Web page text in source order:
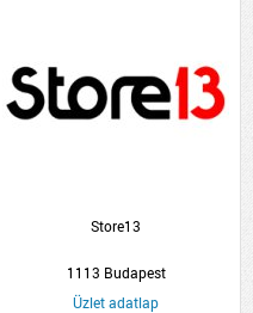
Store13
1113 Budapest
Üzlet adatlap